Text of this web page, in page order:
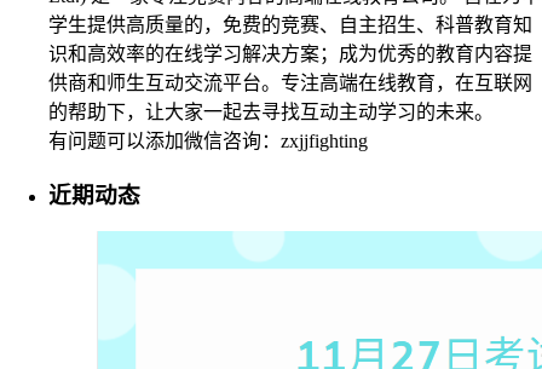
学生提供高质量的，免费的竞赛、自主招生、科普教育知
识和高效率的在线学习解决方案；成为优秀的教育内容提
供商和师生互动交流平台。专注高端在线教育，在互联网
的帮助下，让大家一起去寻找互动主动学习的未来。
有问题可以添加微信咨询：zxjjfighting
近期动态